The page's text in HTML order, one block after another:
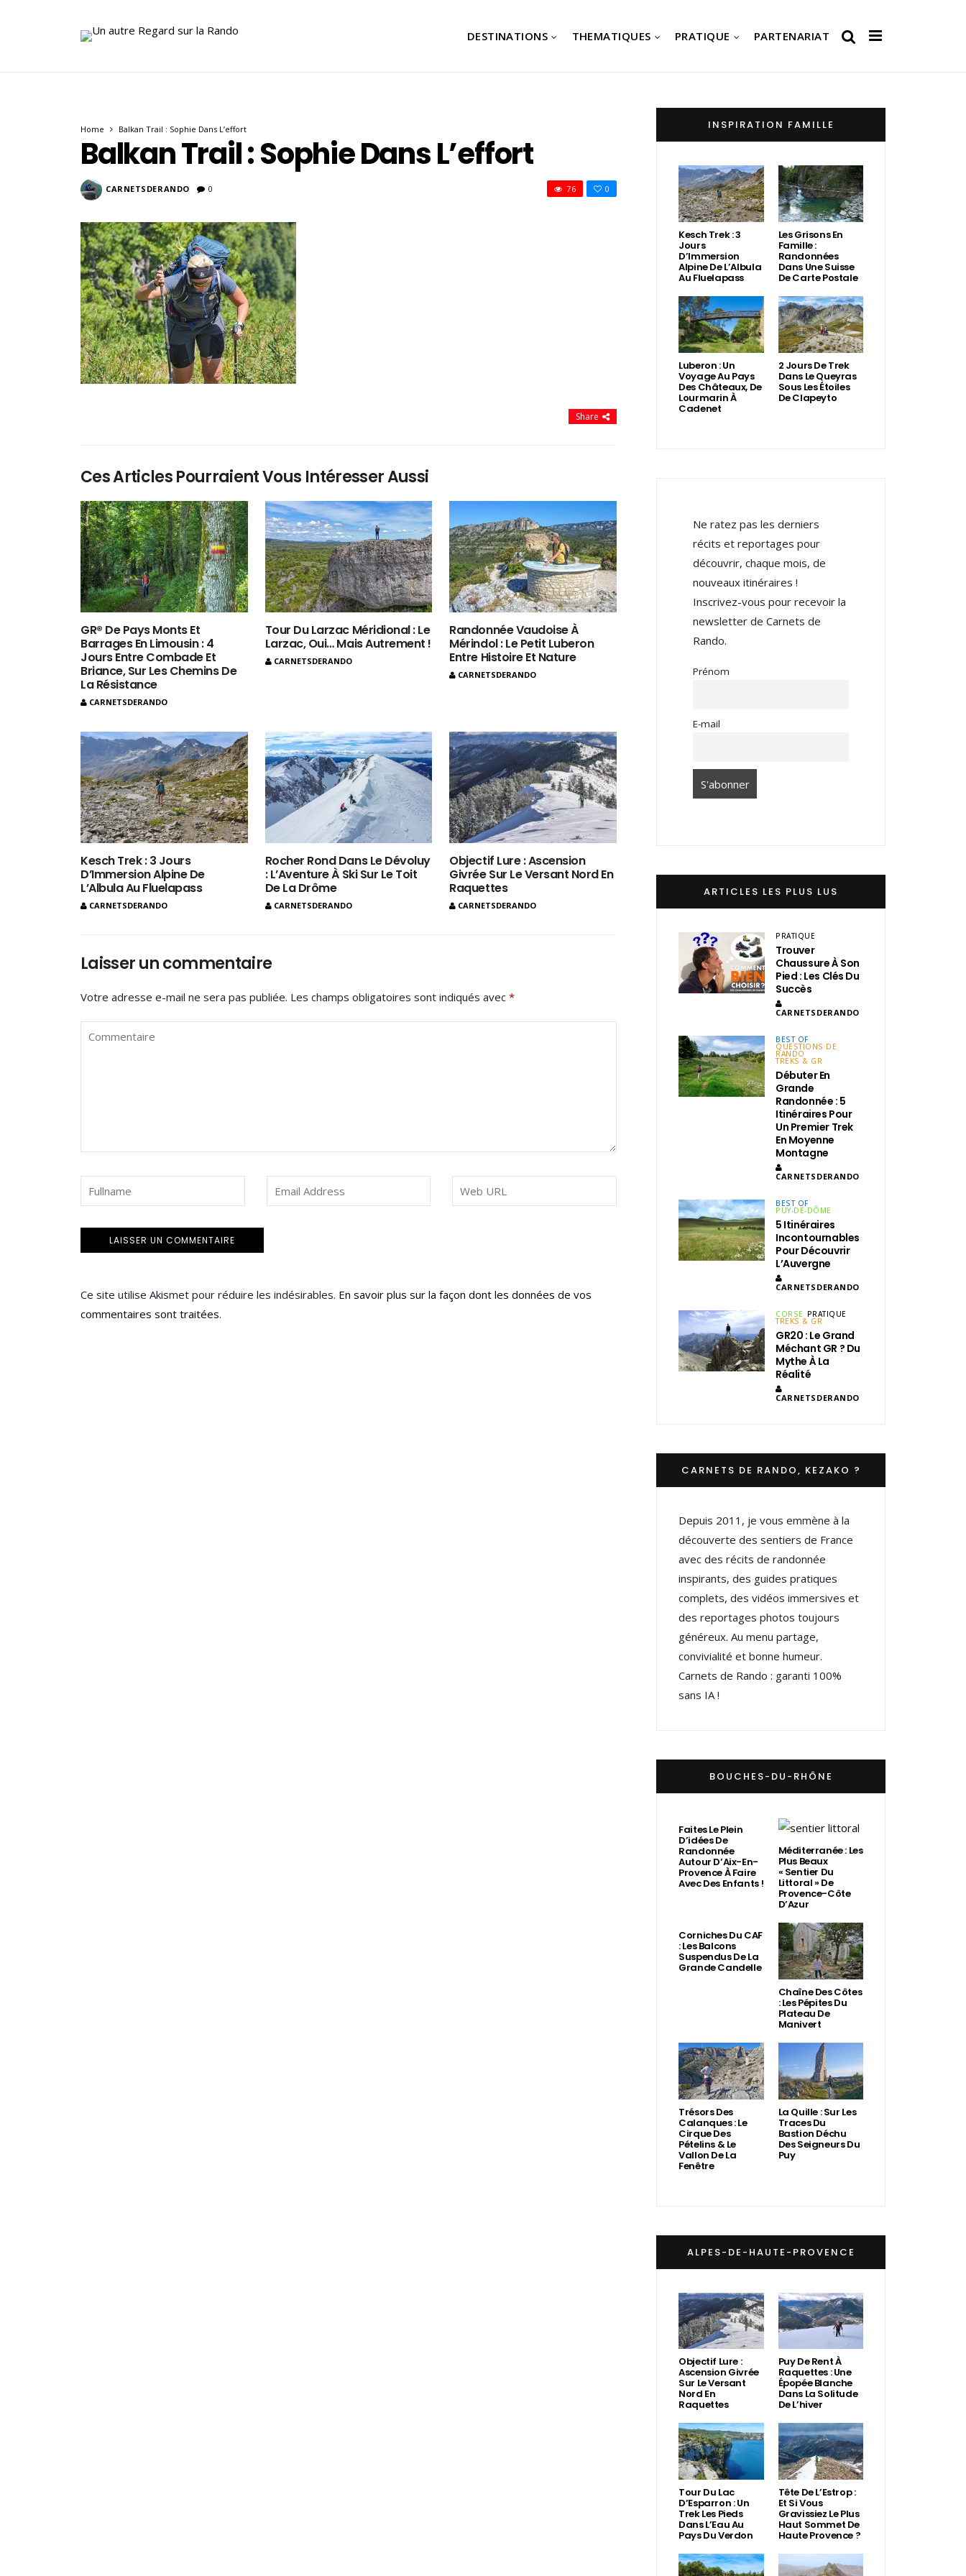
DESTINATIONS THEMATIQUES PRATIQUE PARTENARIAT
Home Balkan Trail : Sophie Dans L’effort
Balkan Trail : Sophie Dans L’effort
CARNETSDERANDO 0 0
76
Share
Ces Articles Pourraient Vous Intéresser Aussi
GR® De Pays Monts Et
Barrages En Limousin : 4
Jours Entre Combade Et
Briance, Sur Les Chemins De
La Résistance
CARNETSDERANDO
Tour Du Larzac Méridional : Le
Larzac, Oui… Mais Autrement !
CARNETSDERANDO
Randonnée Vaudoise À
Mérindol : Le Petit Luberon
Entre Histoire Et Nature
CARNETSDERANDO
Kesch Trek : 3 Jours
D’Immersion Alpine De
L’Albula Au Fluelapass
CARNETSDERANDO
Rocher Rond Dans Le Dévoluy
: L’Aventure À Ski Sur Le Toit
De La Drôme
CARNETSDERANDO
Objectif Lure : Ascension
Givrée Sur Le Versant Nord En
Raquettes
CARNETSDERANDO
Laisser un commentaire
Votre adresse e-mail ne sera pas publiée. Les champs obligatoires sont indiqués avec *
Ce site utilise Akismet pour réduire les indésirables. En savoir plus sur la façon dont les données de vos
commentaires sont traitées.
INSPIRATION FAMILLE
Kesch Trek : 3
Jours
D’Immersion
Alpine De L’Albula
Au Fluelapass
Les Grisons En
Famille :
Randonnées
Dans Une Suisse
De Carte Postale
Luberon : Un
Voyage Au Pays
Des Châteaux, De
Lourmarin À
Cadenet
2 Jours De Trek
Dans Le Queyras
Sous Les Étoiles
De Clapeyto
Ne ratez pas les derniers
récits et reportages pour
découvrir, chaque mois, de
nouveaux itinéraires !
Inscrivez-vous pour recevoir la
newsletter de Carnets de
Rando.
Prénom
E-mail
ARTICLES LES PLUS LUS
PRATIQUE
Trouver
Chaussure À Son
Pied : Les Clés Du
Succès
CARNETSDERANDO
BEST OF
QUESTIONS DE
RANDO
TREKS & GR
Débuter En
Grande
Randonnée : 5
Itinéraires Pour
Un Premier Trek
En Moyenne
Montagne
CARNETSDERANDO
BEST OF
PUY-DE-DÔME
5 Itinéraires
Incontournables
Pour Découvrir
L’Auvergne
CARNETSDERANDO
CORSE PRATIQUE
TREKS & GR
GR20 : Le Grand
Méchant GR ? Du
Mythe À La
Réalité
CARNETSDERANDO
CARNETS DE RANDO, KEZAKO ?
Depuis 2011, je vous emmène à la
découverte des sentiers de France
avec des récits de randonnée
inspirants, des guides pratiques
complets, des vidéos immersives et
des reportages photos toujours
généreux. Au menu partage,
convivialité et bonne humeur.
Carnets de Rando : garanti 100%
sans IA !
BOUCHES-DU-RHÔNE
Faites Le Plein
D’idées De
Randonnée
Autour D’Aix-En-
Provence À Faire
Avec Des Enfants !
Méditerranée : Les
Plus Beaux
« Sentier Du
Littoral » De
Provence-Côte
D’Azur
Corniches Du CAF
: Les Balcons
Suspendus De La
Grande Candelle
Chaîne Des Côtes
: Les Pépites Du
Plateau De
Manivert
Trésors Des
Calanques : Le
Cirque Des
Pételins & Le
Vallon De La
Fenêtre
La Quille : Sur Les
Traces Du
Bastion Déchu
Des Seigneurs Du
Puy
ALPES-DE-HAUTE-PROVENCE
Objectif Lure :
Ascension Givrée
Sur Le Versant
Nord En
Raquettes
Puy De Rent À
Raquettes : Une
Épopée Blanche
Dans La Solitude
De L’hiver
Tour Du Lac
D’Esparron : Un
Trek Les Pieds
Dans L’Eau Au
Pays Du Verdon
Tête De L’Estrop :
Et Si Vous
Gravissiez Le Plus
Haut Sommet De
Haute Provence ?